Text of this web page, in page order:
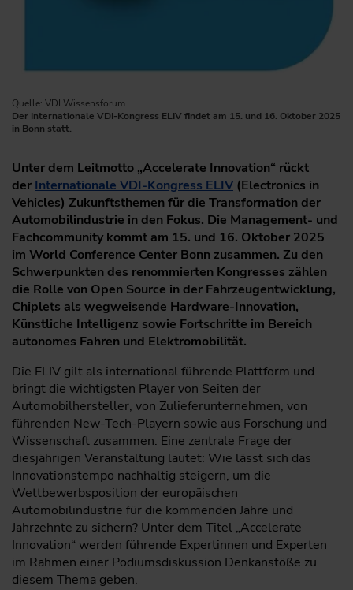
Quelle: VDI Wissensforum
Der Internationale VDI-Kongress ELIV findet am 15. und 16. Oktober 2025
in Bonn statt.
Unter dem Leitmotto „Accelerate Innovation“ rückt
der Internationale VDI-Kongress ELIV (Electronics in
Vehicles) Zukunftsthemen für die Transformation der
Automobilindustrie in den Fokus. Die Management- und
Fachcommunity kommt am 15. und 16. Oktober 2025
im World Conference Center Bonn zusammen. Zu den
Schwerpunkten des renommierten Kongresses zählen
die Rolle von Open Source in der Fahrzeugentwicklung,
Chiplets als wegweisende Hardware-Innovation,
Künstliche Intelligenz sowie Fortschritte im Bereich
autonomes Fahren und Elektromobilität.
Die ELIV gilt als international führende Plattform und
bringt die wichtigsten Player von Seiten der
Automobilhersteller, von Zulieferunternehmen, von
führenden New-Tech-Playern sowie aus Forschung und
Wissenschaft zusammen. Eine zentrale Frage der
diesjährigen Veranstaltung lautet: Wie lässt sich das
Innovationstempo nachhaltig steigern, um die
Wettbewerbsposition der europäischen
Automobilindustrie für die kommenden Jahre und
Jahrzehnte zu sichern? Unter dem Titel „Accelerate
Innovation“ werden führende Expertinnen und Experten
im Rahmen einer Podiumsdiskussion Denkanstöße zu
diesem Thema geben.